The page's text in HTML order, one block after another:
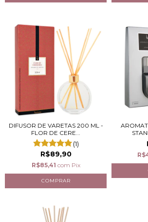
DIFUSOR DE VARETAS 200 ML -
FLOR DE CERE...
(1)
R$89,90
R$85,41 com Pix